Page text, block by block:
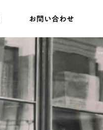
お問い合わせ